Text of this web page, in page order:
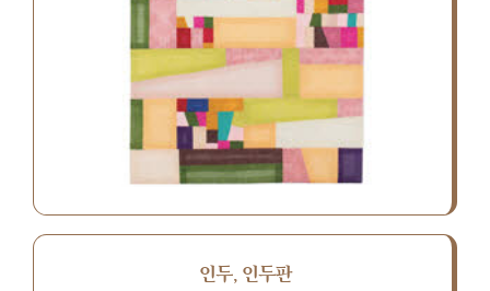
인두, 인두판